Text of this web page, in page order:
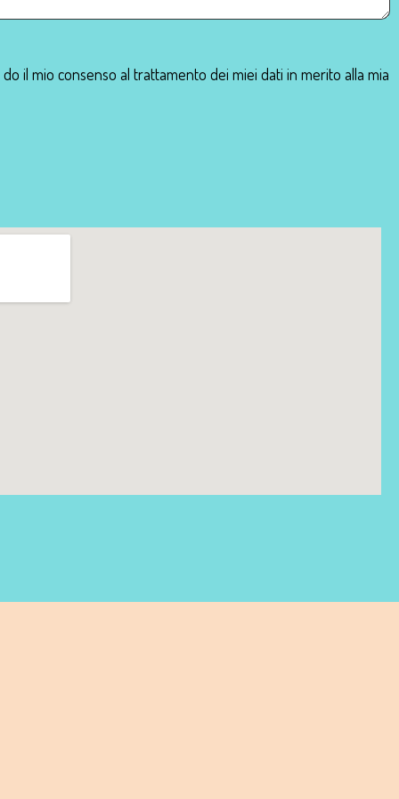
il mio consenso al trattamento dei miei dati in merito alla mia